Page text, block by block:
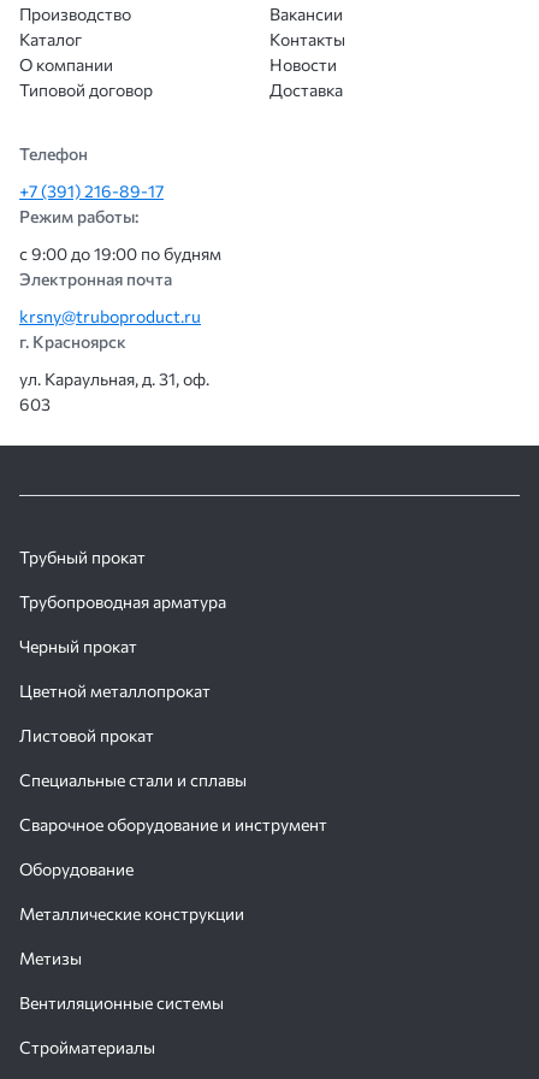
Производство
Каталог
О компании
Типовой договор
Вакансии
Контакты
Новости
Доставка
Телефон
+7 (391) 216-89-17
Режим работы:
с 9:00 до 19:00 по будням
Электронная почта
krsny@truboproduct.ru
г. Красноярск
ул. Караульная, д. 31, оф.
603
Трубный прокат
Трубопроводная арматура
Черный прокат
Цветной металлопрокат
Листовой прокат
Специальные стали и сплавы
Сварочное оборудование и инструмент
Оборудование
Металлические конструкции
Метизы
Вентиляционные системы
Стройматериалы